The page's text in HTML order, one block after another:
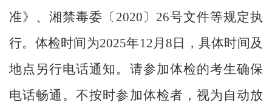
准》、湘禁毒委〔 2020〕 26号文件等规定执
行。体检时间为2025年12月8 日，具体时间及
地点另行电话通知。 请参加体检的考生确保
电话畅通。不按时参加体检者，视为自动放